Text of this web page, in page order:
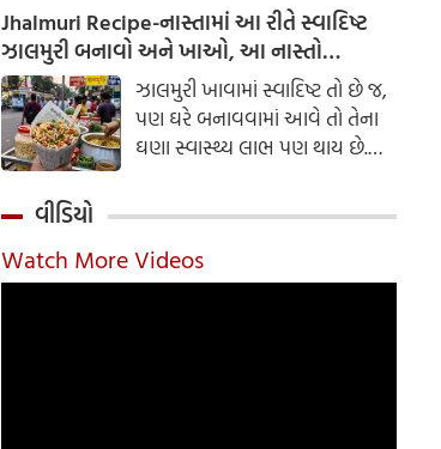
તપાસો, અર્થો સાથે, જે તમારા
બાળકને એક સુંદર ઓળખ આપશે.
Jhalmuri Recipe-નાસ્તામાં આ રીતે સ્વાદિષ્ટ
ઝાલમુરી બનાવો અને ખાઓ, આ નાસ્તો
મસાલેદાર અને સ્વાદિષ્ટ છે.ઝાલમુરી ખાવામાં સ્વાદિષ્ટ તો છે જ,
પણ ઘરે બનાવવામાં આવે તો તેના
ઘણા સ્વાસ્થ્ય લાભ પણ થાય છે.
વીડિયો
Watch More Videos